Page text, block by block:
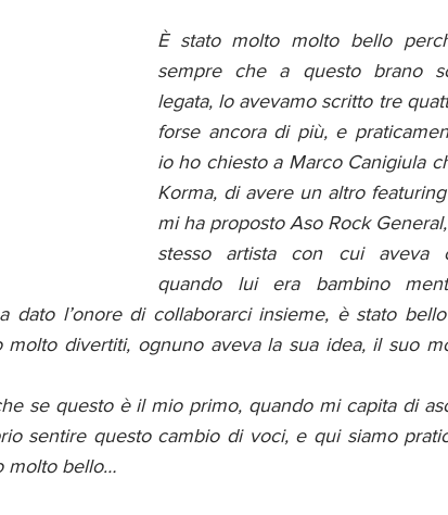
È stato molto molto bello
sempre che a questo brano
legata, lo avevamo scritto tre
forse ancora di più, e
io ho chiesto a Marco Canigiula
Korma, di avere un altro
mi ha proposto Aso Rock
stesso artista con cui aveva
quando lui era bambino
l’onore di collaborarci insieme, è stato
molto divertiti, ognuno aveva la sua idea, il suo
se questo è il mio primo, quando mi capita di
sentire questo cambio di voci, e qui siamo
molto bello…